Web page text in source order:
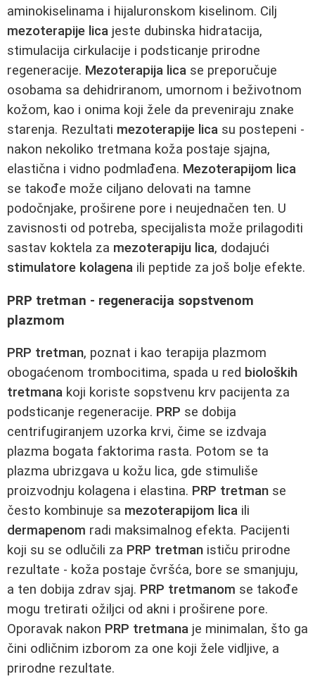
aminokiselinama i hijaluronskom kiselinom. Cilj
mezoterapije lica jeste dubinska hidratacija,
stimulacija cirkulacije i podsticanje prirodne
regeneracije. Mezoterapija lica se preporučuje
osobama sa dehidriranom, umornom i beživotnom
kožom, kao i onima koji žele da preveniraju znake
starenja. Rezultati mezoterapije lica su postepeni -
nakon nekoliko tretmana koža postaje sjajna,
elastična i vidno podmlađena. Mezoterapijom lica
se takođe može ciljano delovati na tamne
podočnjake, proširene pore i neujednačen ten. U
zavisnosti od potreba, specijalista može prilagoditi
sastav koktela za mezoterapiju lica, dodajući
stimulatore kolagena ili peptide za još bolje efekte.
PRP tretman - regeneracija sopstvenom
plazmom
PRP tretman, poznat i kao terapija plazmom
obogaćenom trombocitima, spada u red bioloških
tretmana koji koriste sopstvenu krv pacijenta za
podsticanje regeneracije. PRP se dobija
centrifugiranjem uzorka krvi, čime se izdvaja
plazma bogata faktorima rasta. Potom se ta
plazma ubrizgava u kožu lica, gde stimuliše
proizvodnju kolagena i elastina. PRP tretman se
često kombinuje sa mezoterapijom lica ili
dermapenom radi maksimalnog efekta. Pacijenti
koji su se odlučili za PRP tretman ističu prirodne
rezultate - koža postaje čvršća, bore se smanjuju,
a ten dobija zdrav sjaj. PRP tretmanom se takođe
mogu tretirati ožiljci od akni i proširene pore.
Oporavak nakon PRP tretmana je minimalan, što ga
čini odličnim izborom za one koji žele vidljive, a
prirodne rezultate.